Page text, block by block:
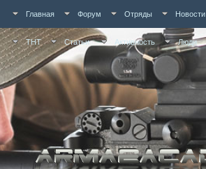
Главная Форум Отряды Новости
ТНТ Статьи Активность Люди